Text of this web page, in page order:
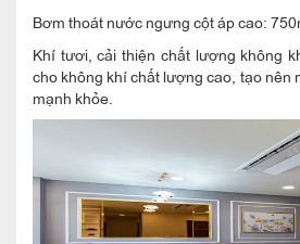
Bơm thoát nước ngưng cột áp cao:
Khí tươi, cải thiện chất lượng không
cho không khí chất lượng cao, tạo nên
mạnh khỏe.